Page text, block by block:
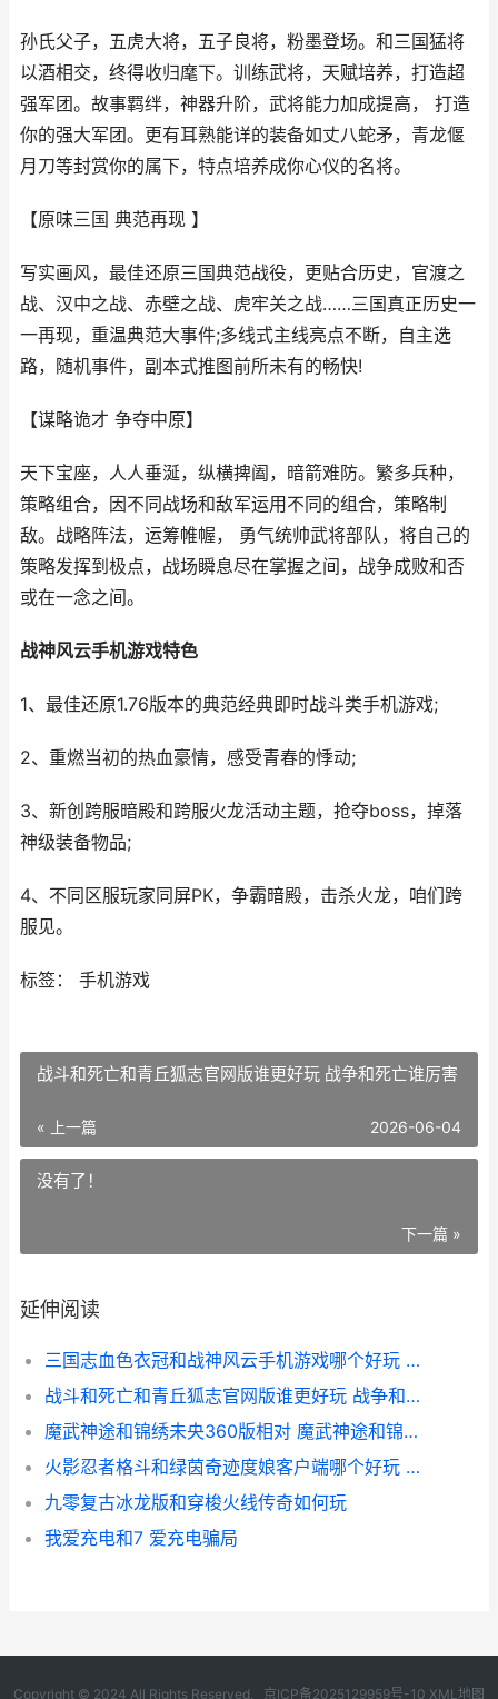
孙氏父子，五虎大将，五子良将，粉墨登场。和三国猛将
以酒相交，终得收归麾下。训练武将，天赋培养，打造超
强军团。故事羁绊，神器升阶，武将能力加成提高， 打造
你的强大军团。更有耳熟能详的装备如丈八蛇矛，青龙偃
月刀等封赏你的属下，特点培养成你心仪的名将。
【原味三国 典范再现 】
写实画风，最佳还原三国典范战役，更贴合历史，官渡之
战、汉中之战、赤壁之战、虎牢关之战……三国真正历史一
一再现，重温典范大事件;多线式主线亮点不断，自主选
路，随机事件，副本式推图前所未有的畅快!
【谋略诡才 争夺中原】
天下宝座，人人垂涎，纵横捭阖，暗箭难防。繁多兵种，
策略组合，因不同战场和敌军运用不同的组合，策略制
敌。战略阵法，运筹帷幄， 勇气统帅武将部队，将自己的
策略发挥到极点，战场瞬息尽在掌握之间，战争成败和否
或在一念之间。
战神风云手机游戏特色
1、最佳还原1.76版本的典范经典即时战斗类手机游戏;
2、重燃当初的热血豪情，感受青春的悸动;
3、新创跨服暗殿和跨服火龙活动主题，抢夺boss，掉落
神级装备物品;
4、不同区服玩家同屏PK，争霸暗殿，击杀火龙，咱们跨
服见。
标签： 手机游戏
战斗和死亡和青丘狐志官网版谁更好玩 战争和死亡谁厉害
« 上一篇 2026-06-04
没有了！
下一篇 »
延伸阅读
三国志血色衣冠和战神风云手机游戏哪个好玩 三国志血色衣冠本草纲目医术
战斗和死亡和青丘狐志官网版谁更好玩 战争和死亡谁厉害
魔武神途和锦绣未央360版相对 魔武神途和锦绣的区别
火影忍者格斗和绿茵奇迹度娘客户端哪个好玩 火影忍者格斗类手游
九零复古冰龙版和穿梭火线传奇如何玩
我爱充电和7 爱充电骗局
Copyright © 2024 All Rights Reserved. 京ICP备2025129959号-10 XML地图